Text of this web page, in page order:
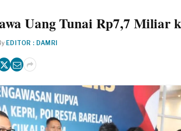
Uang Tunai Rp7,7 Miliar
EDITOR : DAMRI